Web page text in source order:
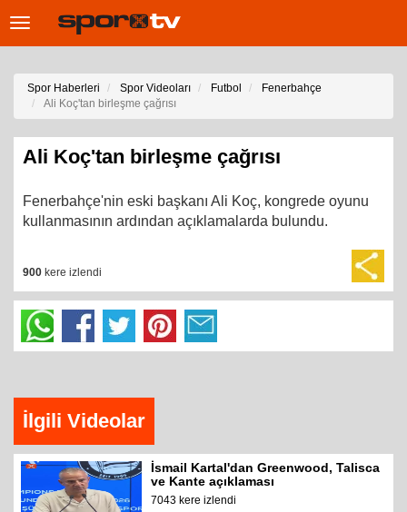
Toggle
Spor Haberleri Spor Videoları Futbol
Fenerbahçe
Ali Koç'tan birleşme çağrısı
Ali Koç'tan birleşme çağrısı
Fenerbahçe'nin eski başkanı Ali Koç, kongrede oyunu
kullanmasının ardından açıklamalarda bulundu.
900 kere izlendi
İlgili Videolar
İsmail Kartal'dan Greenwood, Talisca
ve Kante açıklaması
7043 kere izlendi